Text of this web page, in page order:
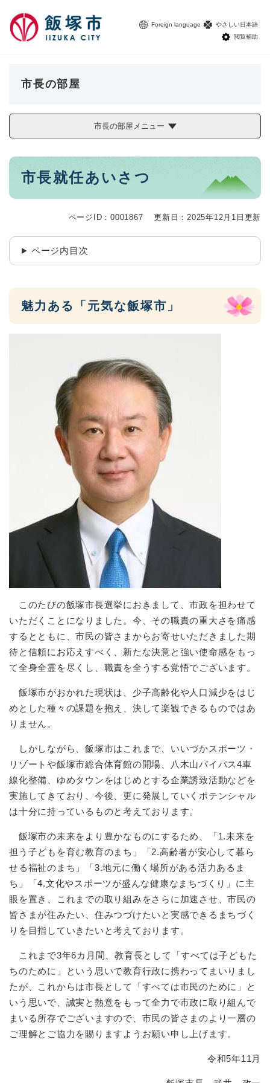
Foreign language
やさしい日本語
閲覧補助
市長の部屋
市長の部屋メニュー
本
市長就任あいさつ
ページID：0001867 更新日：2025年12月1日更新
ページ内目次
魅力ある「元気な飯塚市」
このたびの飯塚市長選挙におきまして、市政を担わせて
いただくことになりました。今、その職責の重大さを痛感
するとともに、市民の皆さまからお寄せいただきました期
待と信頼にお応えすべく、新たな決意と強い使命感をもっ
て全身全霊を尽くし、職責を全うする覚悟でございます。
飯塚市がおかれた現状は、少子高齢化や人口減少をはじ
めとした種々の課題を抱え、決して楽観できるものではあ
りません。
しかしながら、飯塚市はこれまで、いいづかスポーツ・
リゾートや飯塚市総合体育館の開場、八木山バイパス4車
線化整備、ゆめタウンをはじめとする企業誘致活動などを
実施してきており、今後、更に発展していくポテンシャル
は十分に持っているものと考えております。
飯塚市の未来をより豊かなものにするため、「1.未来を
担う子どもを育む教育のまち」「2.高齢者が安心して暮ら
せる福祉のまち」「3.地元に働く場所がある活力あるま
ち」「4.文化やスポーツが盛んな健康なまちづくり」に主
眼を置き、これまでの取り組みをさらに加速させ、市民の
皆さまが住みたい、住みつづけたいと実感できるまちづく
りを目指していきたいと考えております。
これまで3年6カ月間、教育長として「すべては子どもた
ちのために」という思いで教育行政に携わってまいりまし
たが、これからは市長として「すべては市民のために」と
いう思いで、誠実と熱意をもって全力で市政に取り組んで
まいる所存でございますので、市民の皆さまのより一層の
ご理解とご協力を賜りますようお願い申し上げます。
令和5年11月